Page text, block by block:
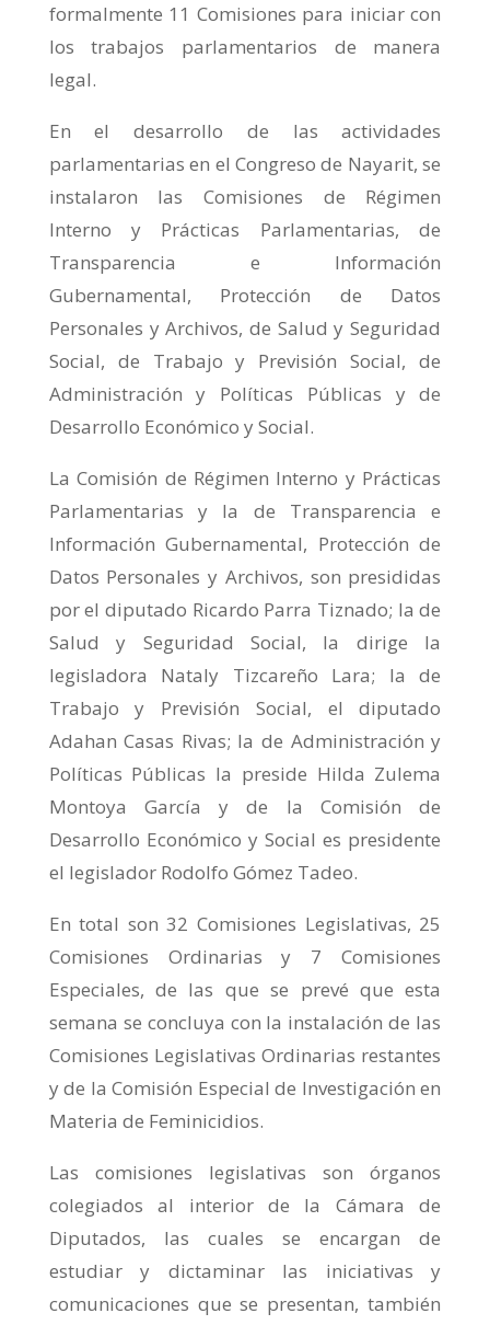
formalmente 11 Comisiones para iniciar con
los trabajos parlamentarios de manera
legal.
En el desarrollo de las actividades
parlamentarias en el Congreso de Nayarit, se
instalaron las Comisiones de Régimen
Interno y Prácticas Parlamentarias, de
Transparencia e Información
Gubernamental, Protección de Datos
Personales y Archivos, de Salud y Seguridad
Social, de Trabajo y Previsión Social, de
Administración y Políticas Públicas y de
Desarrollo Económico y Social.
La Comisión de Régimen Interno y Prácticas
Parlamentarias y la de Transparencia e
Información Gubernamental, Protección de
Datos Personales y Archivos, son presididas
por el diputado Ricardo Parra Tiznado; la de
Salud y Seguridad Social, la dirige la
legisladora Nataly Tizcareño Lara; la de
Trabajo y Previsión Social, el diputado
Adahan Casas Rivas; la de Administración y
Políticas Públicas la preside Hilda Zulema
Montoya García y de la Comisión de
Desarrollo Económico y Social es presidente
el legislador Rodolfo Gómez Tadeo.
En total son 32 Comisiones Legislativas, 25
Comisiones Ordinarias y 7 Comisiones
Especiales, de las que se prevé que esta
semana se concluya con la instalación de las
Comisiones Legislativas Ordinarias restantes
y de la Comisión Especial de Investigación en
Materia de Feminicidios.
Las comisiones legislativas son órganos
colegiados al interior de la Cámara de
Diputados, las cuales se encargan de
estudiar y dictaminar las iniciativas y
comunicaciones que se presentan, también